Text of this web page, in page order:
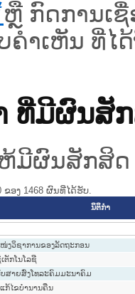
ຫຼື ກົດການເຊື່
ຄຳເຫັນ ທີ່ໄ
ທີ່ມີຜົນສັ
ມີຜົນສັກສິດ
ຂອງ 1468 ຜົນທີ່ໄດ້ຮັບ.
ນິຕິກໍາ
ງວິຊາການຂອງລັດຖະກອນ
ຕັກໂນໂລຊີ
ສາຍສົ່ງໂທລະຄົມມະນາຄົມ
ກ້ໄຂບໍານານຄືນ